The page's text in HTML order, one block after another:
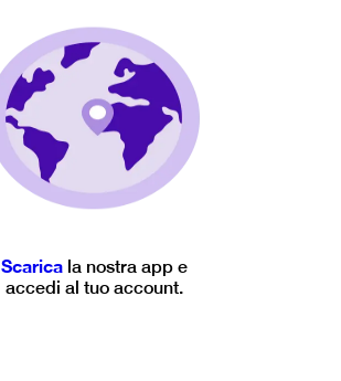
Scarica la nostra app e
accedi al tuo account.